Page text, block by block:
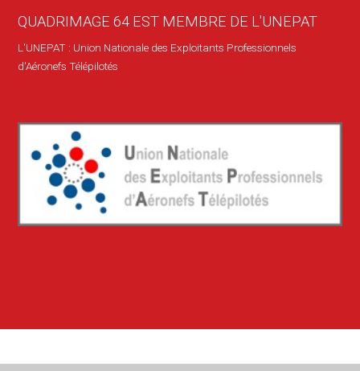
QUADRIMAGE 64 EST MEMBRE DE L'UNEPAT
L'UNEPAT : Union Nationale des Exploitants Professionnels
d'Aéronefs Télépilotés